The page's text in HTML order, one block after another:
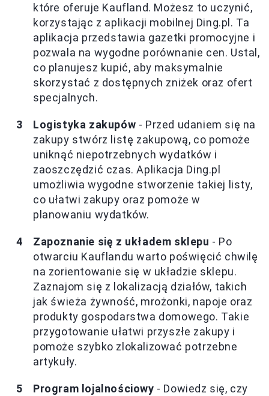
które oferuje Kaufland. Możesz to uczynić,
korzystając z aplikacji mobilnej Ding.pl. Ta
aplikacja przedstawia gazetki promocyjne i
pozwala na wygodne porównanie cen. Ustal,
co planujesz kupić, aby maksymalnie
skorzystać z dostępnych zniżek oraz ofert
specjalnych.
Logistyka zakupów - Przed udaniem się na
zakupy stwórz listę zakupową, co pomoże
uniknąć niepotrzebnych wydatków i
zaoszczędzić czas. Aplikacja Ding.pl
umożliwia wygodne stworzenie takiej listy,
co ułatwi zakupy oraz pomoże w
planowaniu wydatków.
Zapoznanie się z układem sklepu - Po
otwarciu Kauflandu warto poświęcić chwilę
na zorientowanie się w układzie sklepu.
Zaznajom się z lokalizacją działów, takich
jak świeża żywność, mrożonki, napoje oraz
produkty gospodarstwa domowego. Takie
przygotowanie ułatwi przyszłe zakupy i
pomoże szybko zlokalizować potrzebne
artykuły.
Program lojalnościowy - Dowiedz się, czy